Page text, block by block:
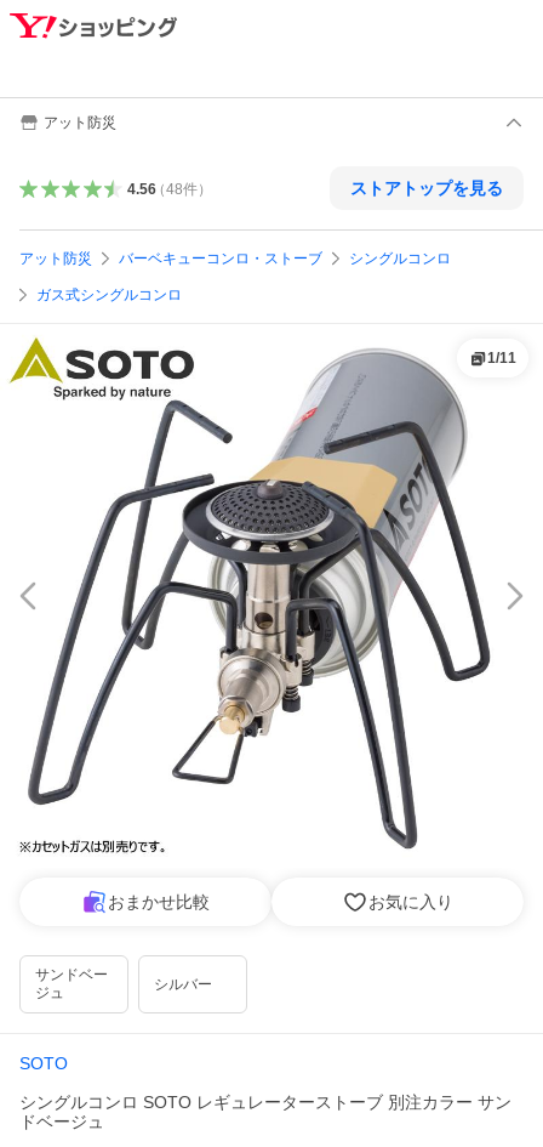
アット防災
4.56（48件） ストアトップを見る
アット防災 バーベキューコンロ・ストーブ シングルコンロ
ガス式シングルコンロ
1/11
おまかせ比較 お気に入り
サンドベー
ジュ
シルバー
SOTO
シングルコンロ SOTO レギュレーターストーブ 別注カラー サン
ドベージュ